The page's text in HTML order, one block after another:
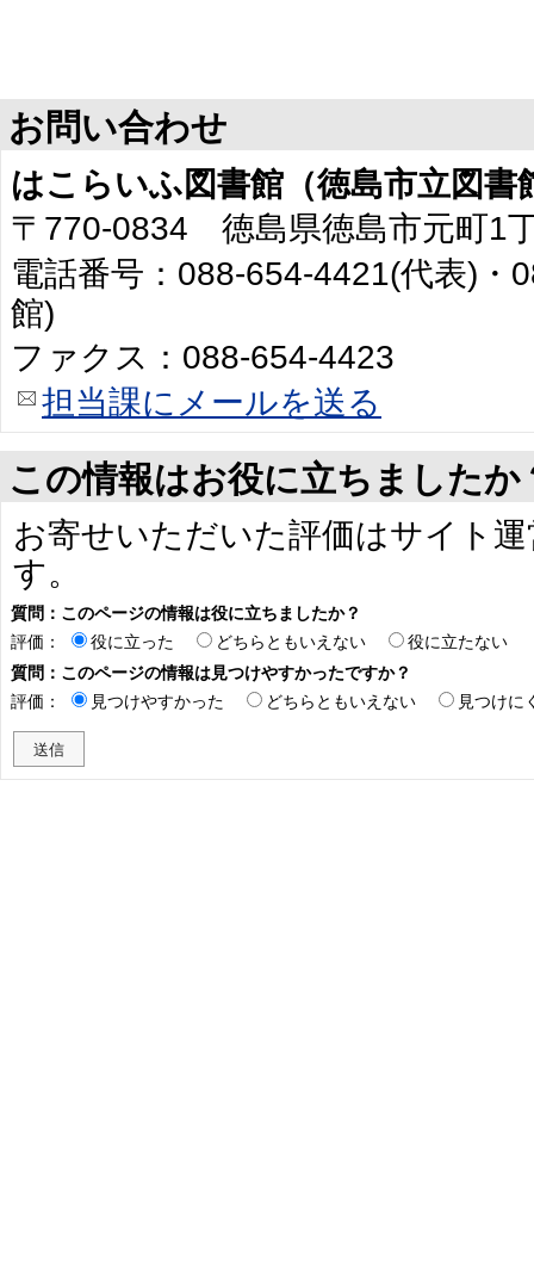
お問い合わせ
はこらいふ図書館（徳島市立図書
〒770-0834 徳島県徳島市元町1
電話番号：088-654-4421(代表)・
館)
ファクス：088-654-4423
担当課にメールを送る
この情報はお役に立ちましたか
お寄せいただいた評価はサイト
す。
質問：このページの情報は役に立ちましたか？
評価：
役に立った どちらともいえない
役に立たない
質問：このページの情報は見つけやすかったですか？
評価：
見つけやすかった どちらともいえない 見つけに